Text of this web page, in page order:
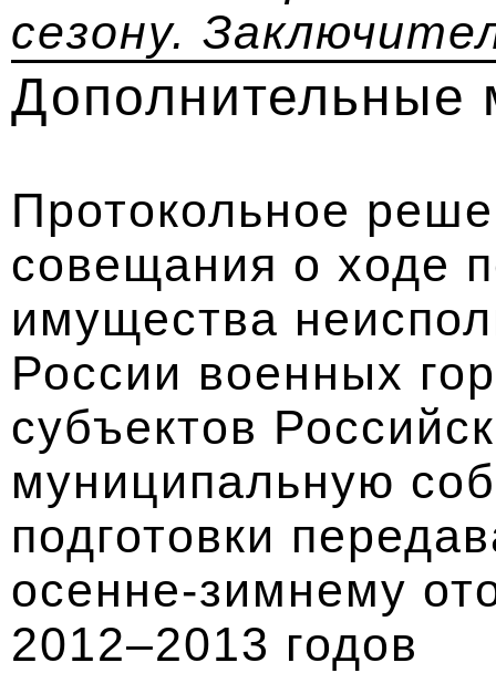
сезону.
Дополнительные
Протокольное
совещания о ходе
имущества
России военных
субъектов
муниципальную
подготовки
осенне-зимнему
2012–2013 годов